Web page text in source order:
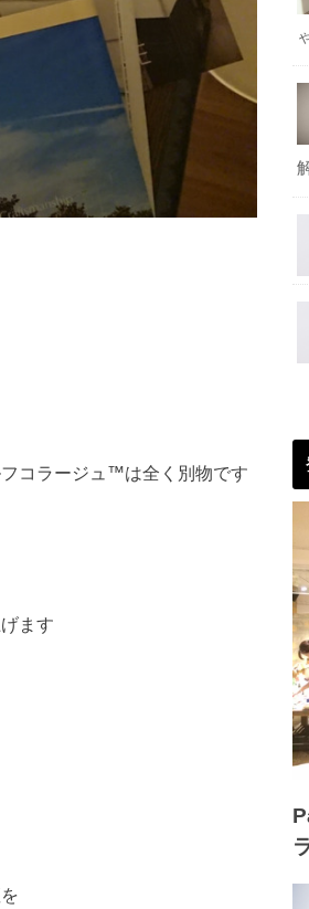
コラージュ™は全く別物です
ます